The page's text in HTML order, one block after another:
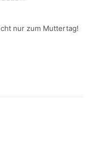
nur zum Muttertag!